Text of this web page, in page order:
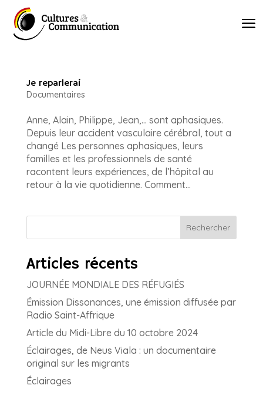
Je reparlerai
Documentaires
Anne, Alain, Philippe, Jean,… sont aphasiques.
Depuis leur accident vasculaire cérébral, tout a
changé Les personnes aphasiques, leurs
familles et les professionnels de santé
racontent leurs expériences, de l’hôpital au
retour à la vie quotidienne. Comment...
Rechercher
Articles récents
JOURNÉE MONDIALE DES RÉFUGIÉS
Émission Dissonances, une émission diffusée par
Radio Saint-Affrique
Article du Midi-Libre du 10 octobre 2024
Éclairages, de Neus Viala : un documentaire
original sur les migrants
Éclairages